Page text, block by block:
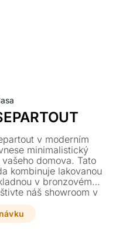
v moderním
minimalistický
domova. Tato
kombinuje lakovanou
v bronzovém
náš showroom v
provedení pro váš